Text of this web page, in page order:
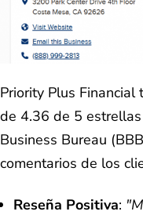
Priority Plus
de 4.36 de 5
Business Bureau
comentarios de los
Reseña Positiva: